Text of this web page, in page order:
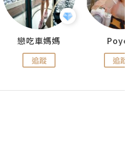
戀吃車媽媽
追蹤 追蹤